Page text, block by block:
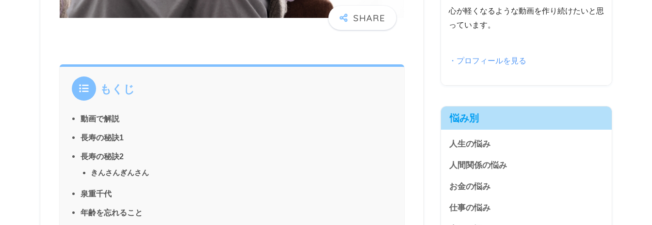
もくじ
動画で解説
長寿の秘訣1
長寿の秘訣2
きんさんぎんさん
泉重千代
年齢を忘れること
心が軽くなるような動画を作り続けたいと思
っています。
・プロフィールを見る
悩み別
人生の悩み
人間関係の悩み
お金の悩み
仕事の悩み